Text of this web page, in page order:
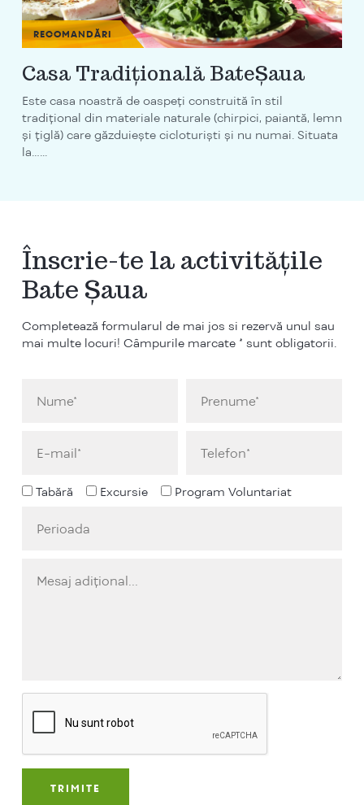
RECOMANDĂRI
Casa Tradiţională BateŞaua
Este casa noastră de oaspeţi construită în stil
tradiţional din materiale naturale (chirpici, paiantă, lemn
şi ţiglă) care găzduieşte cicloturişti şi nu numai. Situata
la…...
Înscrie-te la activitățile
Bate Șaua
Completează formularul de mai jos si rezervă unul sau
mai multe locuri! Câmpurile marcate * sunt obligatorii.
Tabără Excursie Program Voluntariat